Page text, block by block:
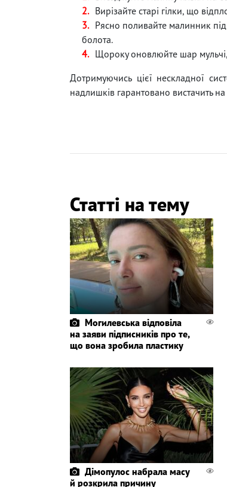
Вирізайте старі гілки, що
Рясно поливайте малинник
болота.
Щороку оновлюйте шар
Дотримуючись цієї нескладної
надлишків гарантовано вистачить
Статті на тему
Могилевська відповіла
на заяви підписників про те,
що вона зробила пластику
Дімопулос набрала масу
й розкрила причину